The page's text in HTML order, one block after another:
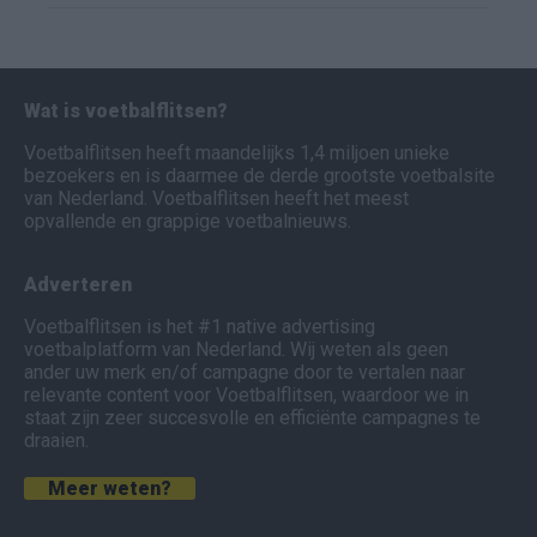
Wat is voetbalflitsen?
Voetbalflitsen heeft maandelijks 1,4 miljoen unieke
bezoekers en is daarmee de derde grootste voetbalsite
van Nederland. Voetbalflitsen heeft het meest
opvallende en grappige voetbalnieuws.
Adverteren
Voetbalflitsen is het #1 native advertising
voetbalplatform van Nederland. Wij weten als geen
ander uw merk en/of campagne door te vertalen naar
relevante content voor Voetbalflitsen, waardoor we in
staat zijn zeer succesvolle en efficiënte campagnes te
draaien.
Meer weten?